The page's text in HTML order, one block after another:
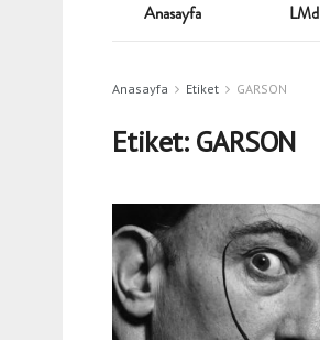
Anasayfa LMd
Anasayfa Etiket GARSON
Etiket: GARSON